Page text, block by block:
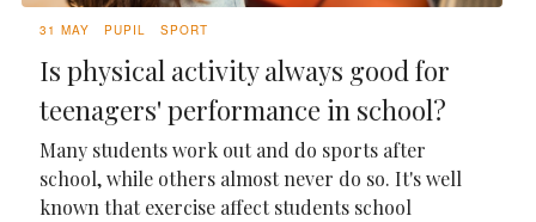
31 MAY PUPIL SPORT
Is physical activity always good for
teenagers' performance in school?
Many students work out and do sports after
school, while others almost never do so. It's well
known that exercise affect students school